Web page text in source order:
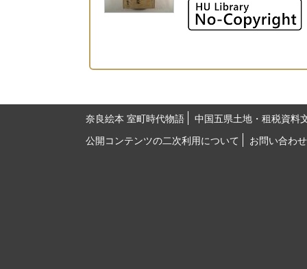
奈良絵本 室町時代物語
中国五県土地・租税資料
公開コンテンツの二次利用について
お問い合わせ